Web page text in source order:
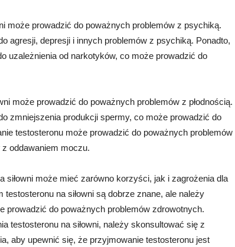
może prowadzić do poważnych problemów z psychiką.
agresji, depresji i innych problemów z psychiką. Ponadto,
uzależnienia od narkotyków, co może prowadzić do
może prowadzić do poważnych problemów z płodnością.
zmniejszenia produkcji spermy, co może prowadzić do
testosteronu może prowadzić do poważnych problemów
oddawaniem moczu.
siłowni może mieć zarówno korzyści, jak i zagrożenia dla
na siłowni są dobrze znane, ale należy
prowadzić do poważnych problemów zdrowotnych.
testosteronu na siłowni, należy skonsultować się z
aby upewnić się, że przyjmowanie testosteronu jest